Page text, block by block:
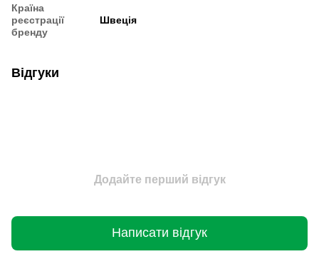
Країна
реєстрації
бренду
Швеція
Відгуки
Додайте перший відгук
Написати відгук